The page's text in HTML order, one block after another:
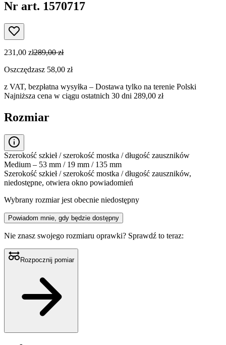
Nr art. 1570717
231,00 zł289,00 zł
Oszczędzasz 58,00 zł
z VAT, bezpłatna wysyłka – Dostawa tylko na terenie Polski
Najniższa cena w ciągu ostatnich 30 dni 289,00 zł
Rozmiar
Szerokość szkieł / szerokość mostka / długość zauszników
Medium – 53 mm / 19 mm / 135 mm
Szerokość szkieł / szerokość mostka / długość zauszników,
niedostępne, otwiera okno powiadomień
Wybrany rozmiar jest obecnie niedostępny
Powiadom mnie, gdy będzie dostępny
Nie znasz swojego rozmiaru oprawki? Sprawdź to teraz:
Rozpocznij pomiar